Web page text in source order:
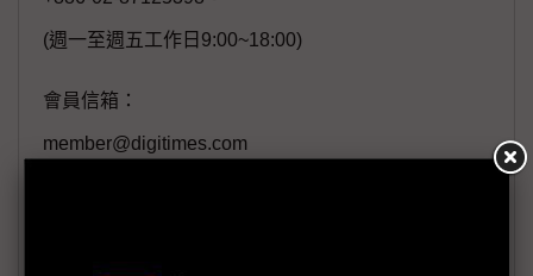
(週一至週五工作日9:00~18:00)
會員信箱：
member@digitimes.com